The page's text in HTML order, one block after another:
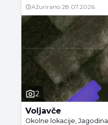
Ažurirano 28.07.2026.
2
Voljavče
Okolne lokacije, Jagodina